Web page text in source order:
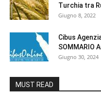
Turchia tra
Giugno 8, 2022
Cibus
SOMMARIO
Giugno 30, 2024
MUST READ